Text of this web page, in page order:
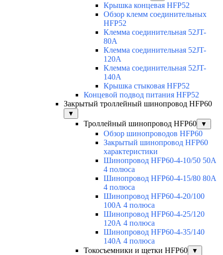
Крышка концевая HFP52
Обзор клемм соединительных
HFP52
Клемма соединительная 52JT-
80A
Клемма соединительная 52JT-
120A
Клемма соединительная 52JT-
140A
Крышка стыковая HFP52
Концевой подвод питания HFP52
Закрытый троллейный шинопровод HFP60
▼
Троллейный шинопровод HFP60 ▼
Обзор шинопроводов HFP60
Закрытый шинопровод HFP60
характеристики
Шинопровод HFP60-4-10/50 50А
4 полюса
Шинопровод HFP60-4-15/80 80А
4 полюса
Шинопровод HFP60-4-20/100
100А 4 полюса
Шинопровод HFP60-4-25/120
120А 4 полюса
Шинопровод HFP60-4-35/140
140А 4 полюса
Токосъемники и щетки HFP60
▼